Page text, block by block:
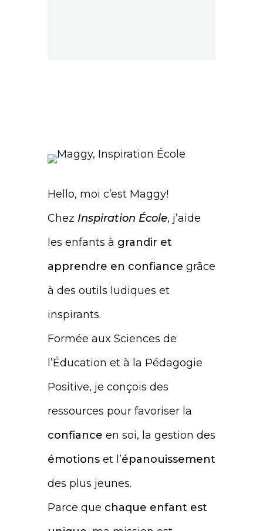
Hello, moi c’est Maggy!
Chez Inspiration École, j’aide
les enfants à grandir et
apprendre en confiance grâce
à des outils ludiques et
inspirants.
Formée aux Sciences de
l’Éducation et à la Pédagogie
Positive, je conçois des
ressources pour favoriser la
confiance en soi, la gestion des
émotionset l’épanouissement
des plus jeunes.
Parce que chaque enfant est